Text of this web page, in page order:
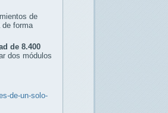
de
forma
de 8.400
dos módulos
de-un-solo-